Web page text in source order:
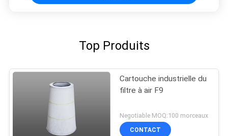
Top Produits
Cartouche industrielle du
filtre à air F9
Negotiable MOQ:100 morceaux
CONTACT